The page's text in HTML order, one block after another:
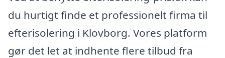
du hurtigt finde et professionelt firma til
efterisolering i Klovborg. Vores platform
gør det let at indhente flere tilbud fra